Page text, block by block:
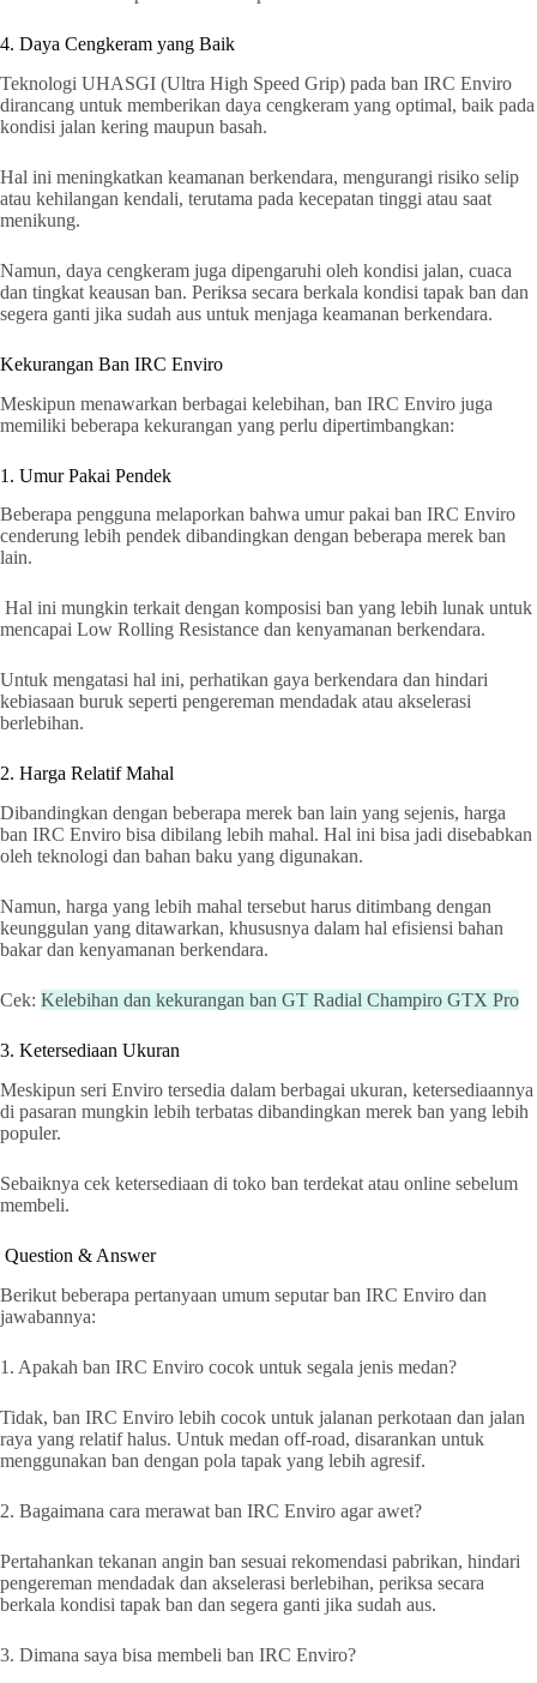
4. Daya Cengkeram yang Baik
Teknologi UHASGI (Ultra High Speed Grip) pada ban IRC Enviro
dirancang untuk memberikan daya cengkeram yang optimal, baik pada
kondisi jalan kering maupun basah.
Hal ini meningkatkan keamanan berkendara, mengurangi risiko selip
atau kehilangan kendali, terutama pada kecepatan tinggi atau saat
menikung.
Namun, daya cengkeram juga dipengaruhi oleh kondisi jalan, cuaca
dan tingkat keausan ban. Periksa secara berkala kondisi tapak ban dan
segera ganti jika sudah aus untuk menjaga keamanan berkendara.
Kekurangan Ban IRC Enviro
Meskipun menawarkan berbagai kelebihan, ban IRC Enviro juga
memiliki beberapa kekurangan yang perlu dipertimbangkan:
1. Umur Pakai Pendek
Beberapa pengguna melaporkan bahwa umur pakai ban IRC Enviro
cenderung lebih pendek dibandingkan dengan beberapa merek ban
lain.
Hal ini mungkin terkait dengan komposisi ban yang lebih lunak untuk
mencapai Low Rolling Resistance dan kenyamanan berkendara.
Untuk mengatasi hal ini, perhatikan gaya berkendara dan hindari
kebiasaan buruk seperti pengereman mendadak atau akselerasi
berlebihan.
2. Harga Relatif Mahal
Dibandingkan dengan beberapa merek ban lain yang sejenis, harga
ban IRC Enviro bisa dibilang lebih mahal. Hal ini bisa jadi disebabkan
oleh teknologi dan bahan baku yang digunakan.
Namun, harga yang lebih mahal tersebut harus ditimbang dengan
keunggulan yang ditawarkan, khususnya dalam hal efisiensi bahan
bakar dan kenyamanan berkendara.
Cek: Kelebihan dan kekurangan ban GT Radial Champiro GTX Pro
3. Ketersediaan Ukuran
Meskipun seri Enviro tersedia dalam berbagai ukuran, ketersediaannya
di pasaran mungkin lebih terbatas dibandingkan merek ban yang lebih
populer.
Sebaiknya cek ketersediaan di toko ban terdekat atau online sebelum
membeli.
Question & Answer
Berikut beberapa pertanyaan umum seputar ban IRC Enviro dan
jawabannya:
1. Apakah ban IRC Enviro cocok untuk segala jenis medan?
Tidak, ban IRC Enviro lebih cocok untuk jalanan perkotaan dan jalan
raya yang relatif halus. Untuk medan off-road, disarankan untuk
menggunakan ban dengan pola tapak yang lebih agresif.
2. Bagaimana cara merawat ban IRC Enviro agar awet?
Pertahankan tekanan angin ban sesuai rekomendasi pabrikan, hindari
pengereman mendadak dan akselerasi berlebihan, periksa secara
berkala kondisi tapak ban dan segera ganti jika sudah aus.
3. Dimana saya bisa membeli ban IRC Enviro?